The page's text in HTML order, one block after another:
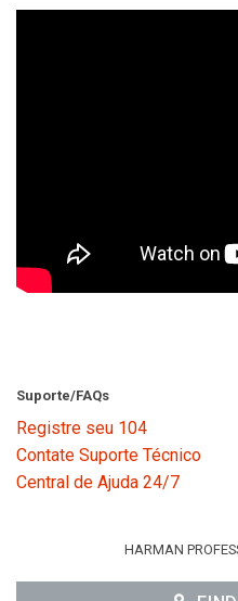
Suporte/FAQs
Registre seu 104
Contate Suporte Técnico
Central de Ajuda 24/7
HARMAN